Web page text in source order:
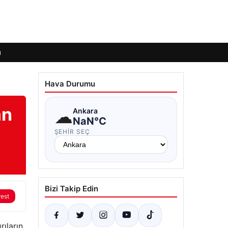
Hava Durumu
☁Ankara
NaN°C
ŞEHIR SEÇ
Bizi Takip Edin